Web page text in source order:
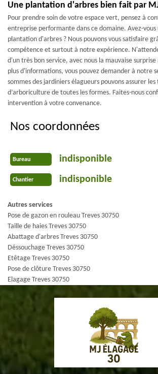
Une plantation d'arbres bien fait par
Pour prendre soin de votre espace vert, pensez à
entreprise performante dans ce domaine. Avez-
plantation d'arbres ? Nous pouvons vous satisfaire
compétence et surtout à notre expérience.
d'un très bon service, avec nous la mauvaise
plus d'informations, vous pouvez demander à notre
sommes des jardiniers élagueurs pouvons assurer
d’arboriculture de toutes les formes. Faites-nous
intervention à votre convenance.
Nos coordonnées
Bureau indisponible
Chantier indisponible
Autres services
Pose de gazon en rouleau Treves 30750
Taille de haies Treves 30750
Abattage d'arbres Treves 30750
Déssouchage Treves 30750
Etêtage Treves 30750
Pose de clôture Treves 30750
Elagage Treves 30750